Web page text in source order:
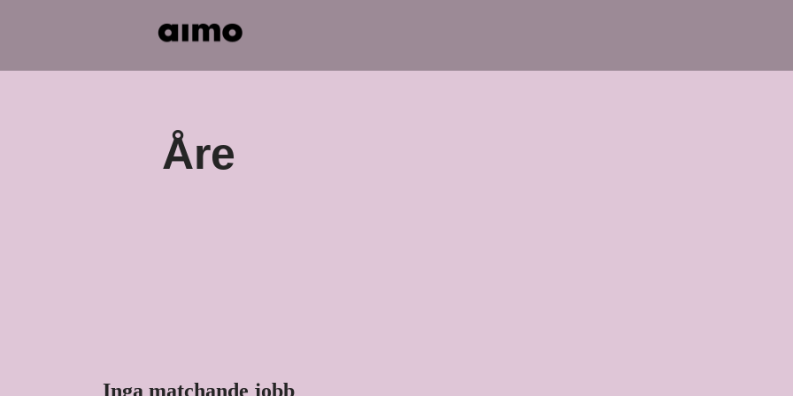
Åre
Inga matchande jobb